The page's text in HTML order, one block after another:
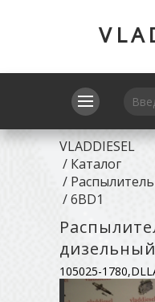
VLADDIESEL
/ Каталог
/
/6BD1
дизельный